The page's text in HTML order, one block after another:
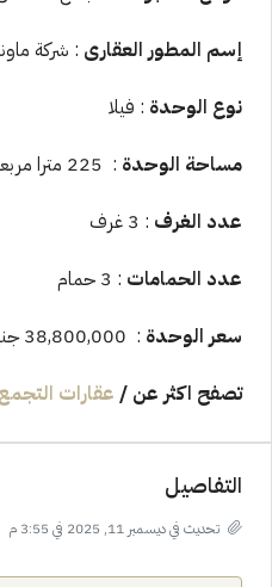
إسم المطور العقارى : شركة
نوع الوحدة : فيلا
مساحة الوحدة : 225 مترا مربعا
عدد الغرف : 3 غرف
عدد الحمامات : 3 حمام
سعر الوحدة : 38,800,000 جنيهاً مصرياً
تصفح اكثر عن / عقارات
التفاصيل
تحديث في ديسمبر 11, 2025 في 3:55 م